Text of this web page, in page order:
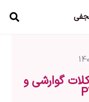
گوارشی و